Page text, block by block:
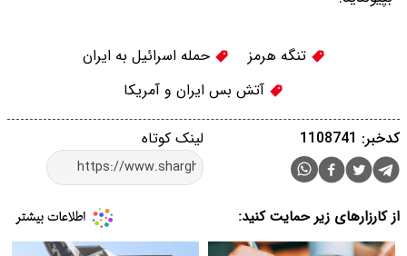
تنگه هرمز
حمله اسرائیل به ایران
آتش بس ایران و آمریکا
لینک کوتاه کدخبر: 1108741
از کارزارهای زیر حمایت کنید: